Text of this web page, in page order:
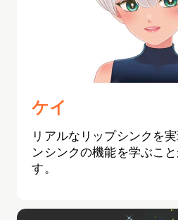
ケイ
リアルなリップシンクを
ンシンクの機能を学ぶこ
す。